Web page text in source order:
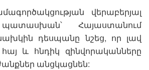
վերաբերյալ
Հայաստանում
դեսպանը նշեց, որ լավ
և հնդիկ զինվորականները
անցկացնեն: